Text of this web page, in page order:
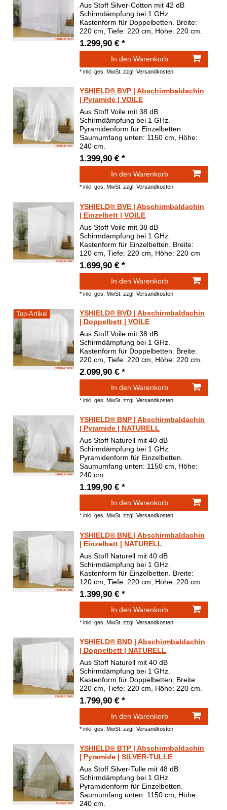
Aus Stoff Silver-Cotton mit 42 dB
Schirmdämpfung bei 1 GHz.
Kastenform für Doppelbetten. Breite:
220 cm, Tiefe: 220 cm, Höhe: 220 cm.
1.299,90 € *
In den Warenkorb
*inkl. ges. MwSt. zzgl.Versandkosten
YSHIELD® BVP | Abschirmbaldachin
| Pyramide | VOILE
Aus Stoff Voile mit 38 dB
Schirmdämpfung bei 1 GHz.
Pyramidenform für Einzelbetten.
Saumumfang unten: 1150 cm, Höhe:
240 cm.
1.399,90 € *
In den Warenkorb
*inkl. ges. MwSt. zzgl.Versandkosten
YSHIELD® BVE | Abschirmbaldachin
| Einzelbett | VOILE
Aus Stoff Voile mit 38 dB
Schirmdämpfung bei 1 GHz.
Kastenform für Einzelbetten. Breite:
120 cm, Tiefe: 220 cm, Höhe: 220 cm
1.699,90 € *
In den Warenkorb
*inkl. ges. MwSt. zzgl.Versandkosten
Top-Artikel
YSHIELD® BVD | Abschirmbaldachin
| Doppelbett | VOILE
Aus Stoff Voile mit 38 dB
Schirmdämpfung bei 1 GHz.
Kastenform für Doppelbetten. Breite:
220 cm, Tiefe: 220 cm, Höhe: 220 cm.
2.099,90 € *
In den Warenkorb
*inkl. ges. MwSt. zzgl.Versandkosten
YSHIELD® BNP | Abschirmbaldachin
| Pyramide | NATURELL
Aus Stoff Naturell mit 40 dB
Schirmdämpfung bei 1 GHz.
Pyramidenform für Einzelbetten.
Saumumfang unten: 1150 cm, Höhe:
240 cm.
1.199,90 € *
In den Warenkorb
*inkl. ges. MwSt. zzgl.Versandkosten
YSHIELD® BNE | Abschirmbaldachin
| Einzelbett | NATURELL
Aus Stoff Naturell mit 40 dB
Schirmdämpfung bei 1 GHz.
Kastenform für Einzelbetten. Breite:
120 cm, Tiefe: 220 cm, Höhe: 220 cm.
1.399,90 € *
In den Warenkorb
*inkl. ges. MwSt. zzgl.Versandkosten
YSHIELD® BND | Abschirmbaldachin
| Doppelbett | NATURELL
Aus Stoff Naturell mit 40 dB
Schirmdämpfung bei 1 GHz.
Kastenform für Doppelbetten. Breite:
220 cm, Tiefe: 220 cm, Höhe: 220 cm.
1.799,90 € *
In den Warenkorb
*inkl. ges. MwSt. zzgl.Versandkosten
YSHIELD® BTP | Abschirmbaldachin
| Pyramide | SILVER-TULLE
Aus Stoff Silver-Tulle mit 48 dB
Schirmdämpfung bei 1 GHz.
Pyramidenform für Einzelbetten.
Saumumfang unten: 1150 cm, Höhe:
240 cm.